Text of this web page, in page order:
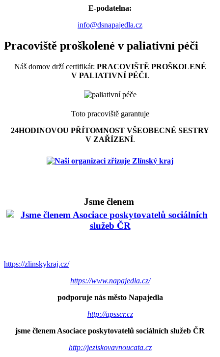
E-podatelna:
info@dsnapajedla.cz
Pracoviště proškolené v paliativní péči
Náš domov drží certifikát: PRACOVIŠTĚ PROŠKOLENÉ
V PALIATIVNÍ PÉČI.
Toto pracoviště garantuje
24HODINOVOU PŘÍTOMNOST VŠEOBECNÉ SESTRY
V ZAŘÍZENÍ.
Jsme členem
https://zlinskykraj.cz/
https://www.napajedla.cz/
podporuje nás město Napajedla
http://apsscr.cz
jsme členem Asociace poskytovatelů sociálních služeb ČR
http://jeziskovavnoucata.cz